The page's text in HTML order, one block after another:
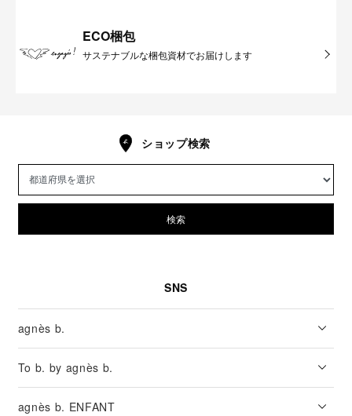
ECO梱包
サステナブルな梱包資材でお届けします
ショップ検索
検索
SNS
agnès b.
To b. by agnès b.
agnès b. ENFANT